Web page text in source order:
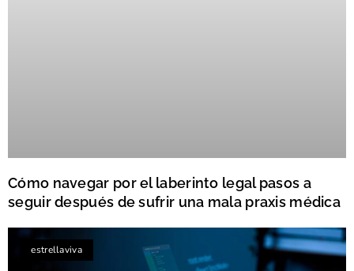
Cómo navegar por el laberinto legal pasos a
seguir después de sufrir una mala praxis médica
estrellaviva